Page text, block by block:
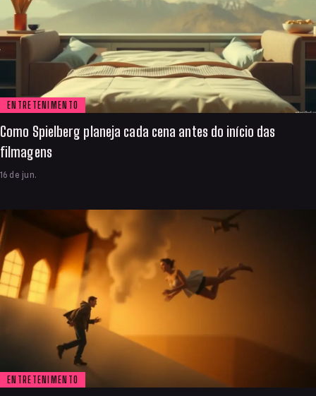
ENTRETENIMENTO
Como Spielberg planeja cada cena antes do início das
filmagens
16 de jun.
ENTRETENIMENTO